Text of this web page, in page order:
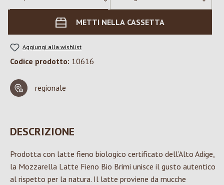
METTI NELLA CASSETTA
Aggiungi alla wishlist
Codice prodotto: 10616
regionale
DESCRIZIONE
Prodotta con latte fieno biologico certificato dell’Alto Adige,
la Mozzarella Latte Fieno Bio Brimi unisce il gusto autentico
al rispetto per la natura. Il latte proviene da mucche